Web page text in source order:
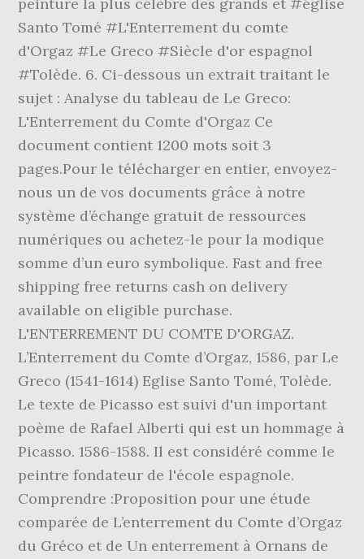
Santo Tomé #L'Enterrement du comte
d'Orgaz #Le Greco #Siècle d'or espagnol
#Tolède. 6. Ci-dessous un extrait traitant le
sujet : Analyse du tableau de Le Greco:
L'Enterrement du Comte d'Orgaz Ce
document contient 1200 mots soit 3
pages.Pour le télécharger en entier, envoyez-
nous un de vos documents grâce à notre
système d’échange gratuit de ressources
numériques ou achetez-le pour la modique
somme d’un euro symbolique. Fast and free
shipping free returns cash on delivery
available on eligible purchase.
L'ENTERREMENT DU COMTE D'ORGAZ.
L’Enterrement du Comte d’Orgaz, 1586, par Le
Greco (1541-1614) Eglise Santo Tomé, Tolède.
Le texte de Picasso est suivi d'un important
poème de Rafael Alberti qui est un hommage à
Picasso. 1586-1588. Il est considéré comme le
peintre fondateur de l'école espagnole.
Comprendre :Proposition pour une étude
comparée de L’enterrement du Comte d’Orgaz
du Gréco et de Un enterrement à Ornans de